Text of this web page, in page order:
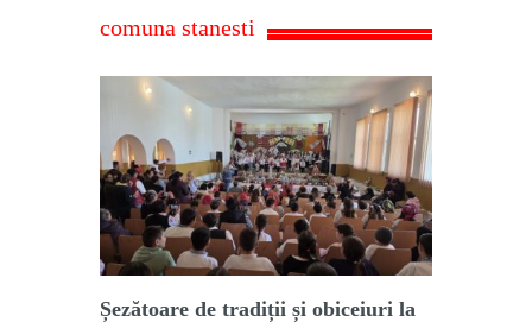
economic, editoriale giurgiu, dezvaluiri,
comuna stanesti
Șezătoare de tradiții și obiceiuri la